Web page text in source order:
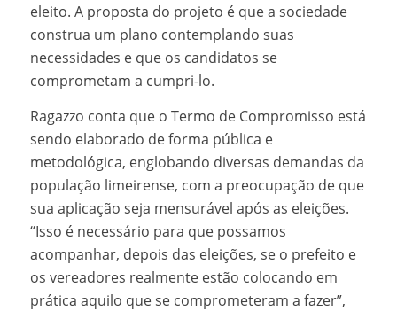
eleito. A proposta do projeto é que a sociedade
construa um plano contemplando suas
necessidades e que os candidatos se
comprometam a cumpri-lo.
Ragazzo conta que o Termo de Compromisso está
sendo elaborado de forma pública e
metodológica, englobando diversas demandas da
população limeirense, com a preocupação de que
sua aplicação seja mensurável após as eleições.
“Isso é necessário para que possamos
acompanhar, depois das eleições, se o prefeito e
os vereadores realmente estão colocando em
prática aquilo que se comprometeram a fazer”,